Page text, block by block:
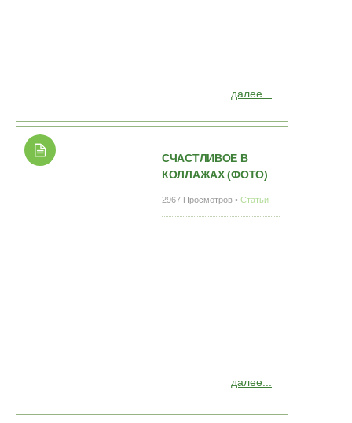
далее...
СЧАСТЛИВОЕ В
КОЛЛАЖАХ (ФОТО)
2967 Просмотров • Статьи
далее...
...